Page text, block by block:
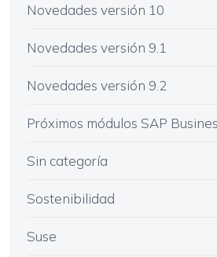
Novedades versión 10
Novedades versión 9.1
Novedades versión 9.2
Próximos módulos SAP
Sin categoría
Sostenibilidad
Suse